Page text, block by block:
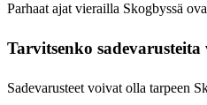
Parhaat ajat vierailla Skogbyssä
Tarvitsenko sadevarusteita
Sadevarusteet voivat olla tarpeen